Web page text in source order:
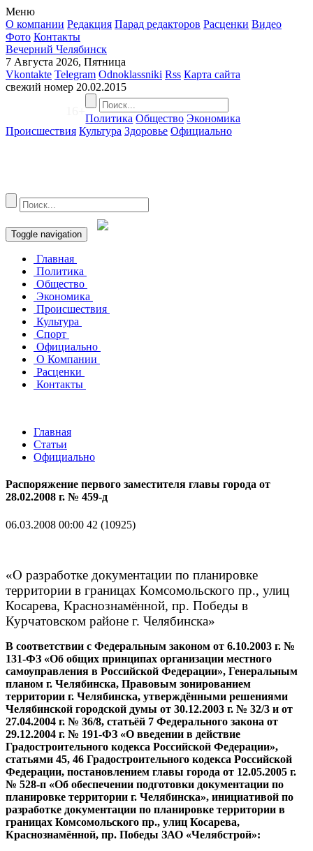
Меню
О компании Редакция Парад редакторов Расценки Видео
Фото Контакты
Вечерний Челябинск
7 Августа 2026, Пятница
Vkontakte Telegram Odnoklassniki Rss Карта сайта
свежий номер 20.02.2015
16+
Политика Общество Экономика
Происшествия Культура Здоровье Официально
Toggle navigation
Главная
Политика
Общество
Экономика
Происшествия
Культура
Спорт
Официально
О Компании
Расценки
Контакты
Главная
Статьи
Официально
Распоряжение первого заместителя главы города от
28.02.2008 г. № 459-д
06.03.2008 00:00 42 (10925)
«О разработке документации по планировке
территории в границах Комсомольского пр., улиц
Косарева, Краснознамённой, пр. Победы в
Курчатовском районе г. Челябинска»
В соответствии с Федеральным законом от 6.10.2003 г. №
131-ФЗ «Об общих принципах организации местного
самоуправления в Российской Федерации», Генеральным
планом г. Челябинска, Правовым зонированием
территории г. Челябинска, утверждёнными решениями
Челябинской городской думы от 30.12.2003 г. № 32/3 и от
27.04.2004 г. № 36/8, статьёй 7 Федерального закона от
29.12.2004 г. № 191-ФЗ «О введении в действие
Градостроительного кодекса Российской Федерации»,
статьями 45, 46 Градостроительного кодекса Российской
Федерации, постановлением главы города от 12.05.2005 г.
№ 528-п «Об обеспечении подготовки документации по
планировке территории г. Челябинска», инициативой по
разработке документации по планировке территории в
границах Комсомольского пр., улиц Косарева,
Краснознамённой, пр. Победы ЗАО «Челябстрой»: